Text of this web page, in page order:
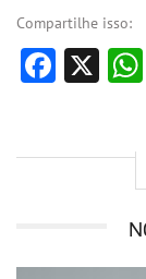
Compartilhe isso:
X